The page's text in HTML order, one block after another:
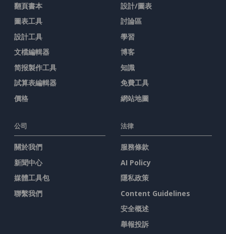
翻頁書本
圖表工具
設計工具
文檔編輯器
简报製作工具
試算表編輯器
價格
設計/圖表
討論區
學習
博客
知識
免費工具
網站地圖
公司
關於我們
新聞中心
媒體工具包
聯繫我們
法律
服務條款
AI Policy
隱私政策
Content Guidelines
安全概述
舉報投訴